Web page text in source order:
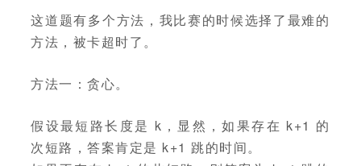
这道题有多个方法，我比赛的时候选择了最难的
方法，被卡超时了。
方法一：贪心。
假设最短路长度是 k，显然，如果存在 k+1 的
次短路，答案肯定是 k+1 跳的时间。